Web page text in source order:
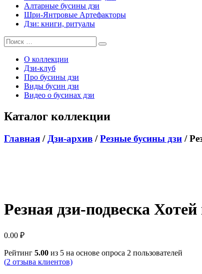
Алтарные бусины дзи
Шри-Янтровые Артефакторы
Дзи: книги, ритуалы
О коллекции
Дзи-клуб
Про бусины дзи
Виды бусин дзи
Видео о бусинах дзи
Каталог коллекции
Главная / Дзи-архив /Резные бусины дзи /
Резная дзи-подвеска
0.00 ₽
Рейтинг 5.00 из 5 на основе опроса 2 пользователей
(2 отзыва клиентов)